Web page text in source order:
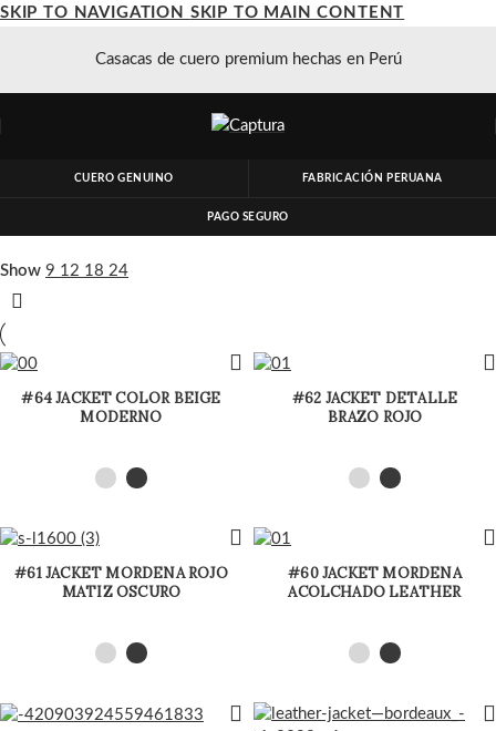
SKIP TO NAVIGATION SKIP TO MAIN CONTENT
Casacas de cuero premium hechas en Perú
CUERO GENUINO FABRICACIÓN PERUANA
PAGO SEGURO
Show 9 12 18 24
#64 JACKET COLOR BEIGE
MODERNO
#62 JACKET DETALLE
BRAZO ROJO
#61 JACKET MORDENA ROJO
MATIZ OSCURO
#60 JACKET MORDENA
ACOLCHADO LEATHER